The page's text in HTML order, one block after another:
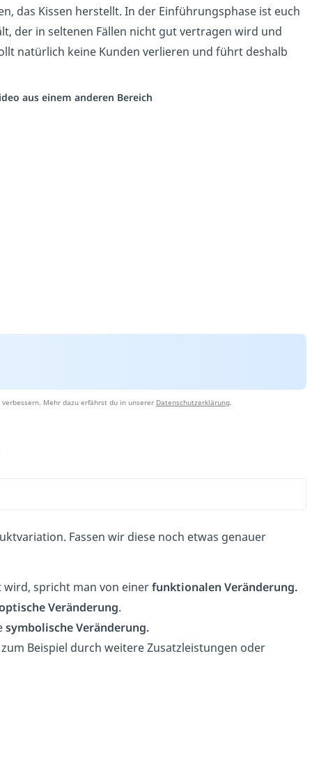
das Kissen herstellt. In der Einführungsphase ist euch
der in seltenen Fällen nicht gut vertragen wird und
natürlich keine Kunden verlieren und führt deshalb
aus einem anderen Bereich
Mehr dazu erfährst du in unserer Datenschutzerklärung
Fassen wir diese noch etwas genauer
spricht man von einerfunktionalen Veränderung.
Veränderung.
symbolische Veränderung.
Beispiel durch weitere Zusatzleistungen oder